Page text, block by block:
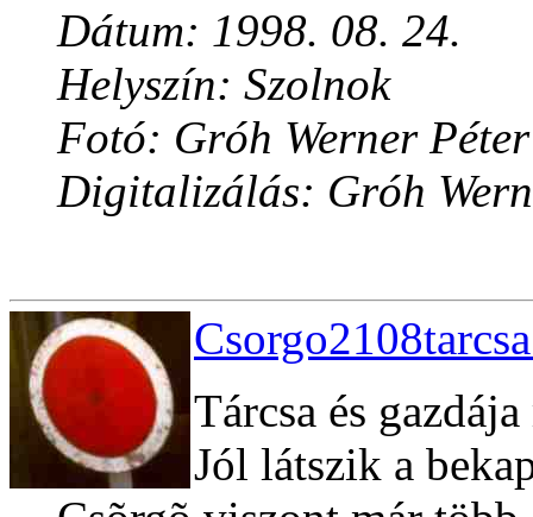
Dátum: 1998. 08. 24.
Helyszín: Szolnok
Fotó: Gróh Werner Péter
Digitalizálás: Gróh
Tárcsa és
Jól látszik a